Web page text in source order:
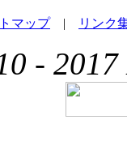
マップ| リンク
- 2017